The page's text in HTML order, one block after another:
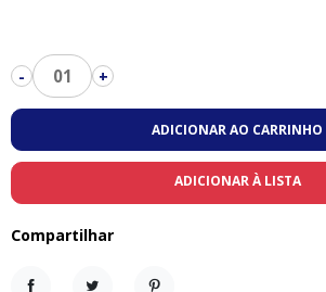
- 01 +
ADICIONAR AO CARRINHO
ADICIONAR À LISTA
Compartilhar